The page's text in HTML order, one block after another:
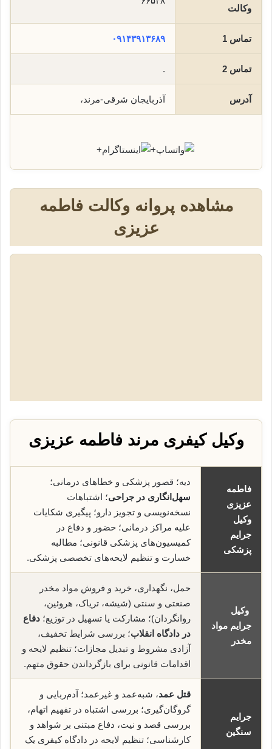
وکالت
تماس 1 ۰۹۱۴۳۹۱۳۶۸۹
تماس 2 .
آدرس آذربایجان شرقی-مرند،
+
+
مشاهده پروانه وکالت فاطمه
عزیزی
وکیل کیفری مرند فاطمه عزیزی
فاطمه
عزیزی
وکیل
جرایم
پزشکی
دیه؛ قصور پزشکی و خطاهای درمانی؛
سهل‌انگاری در جراحی؛ اشتباهات
نسخه‌نویسی و تجویز دارو؛ پیگیری شکایات
علیه مراکز درمانی؛ حضور و دفاع در
کمیسیون‌های پزشکی قانونی؛ مطالبه
خسارت و تنظیم لایحه‌های تخصصی پزشکی.
وکیل
جرایم مواد
مخدر
حمل، نگهداری، خرید و فروش مواد مخدر
صنعتی و سنتی (شیشه، تریاک، هروئین،
روانگردان)؛ مشارکت یا تسهیل در توزیع؛ دفاع
در دادگاه انقلاب؛ بررسی شرایط تخفیف،
آزادی مشروط و تبدیل مجازات؛ تنظیم لایحه و
اقدامات قانونی برای بازگرداندن حقوق متهم.
جرایم
سنگین
قتل عمد، شبه‌عمد و غیرعمد؛ آدم‌ربایی و
گروگان‌گیری؛ بررسی اشتباه در تفهیم اتهام،
بررسی قصد و نیت، دفاع مبتنی بر شواهد و
کارشناسی؛ تنظیم لایحه در دادگاه کیفری یک